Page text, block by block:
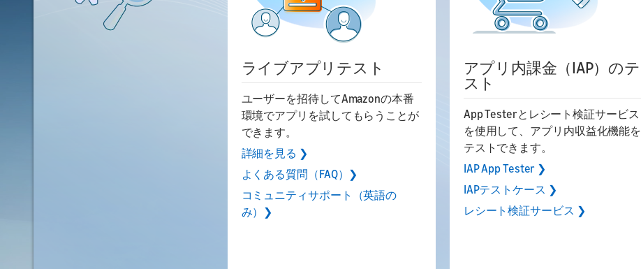
ライブアプリテスト
ユーザーを招待してAmazonの本番
環境でアプリを試してもらうことが
できます。
詳細を見る ❯
よくある質問（FAQ）❯
コミュニティサポート（英語の
み）❯
アプリ内課金（IAP）のテ
スト
App Testerとレシート検証サービス
を使用して、アプリ内収益化機能を
テストできます。
IAP App Tester ❯
IAPテストケース ❯
レシート検証サービス ❯